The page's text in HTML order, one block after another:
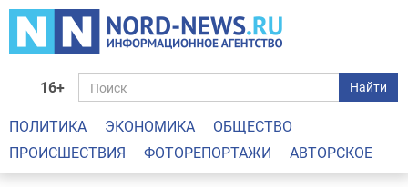
16+ Найти
ПОЛИТИКА ЭКОНОМИКА
ОБЩЕСТВО
ПРОИСШЕСТВИЯ
ФОТОРЕПОРТАЖИ АВТОРСКОЕ